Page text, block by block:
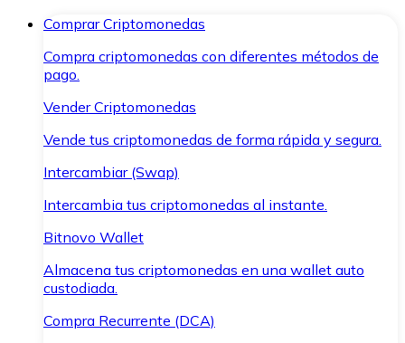
Comprar Criptomonedas
Compra criptomonedas con diferentes métodos de
pago.
Vender Criptomonedas
Vende tus criptomonedas de forma rápida y segura.
Intercambiar (Swap)
Intercambia tus criptomonedas al instante.
Bitnovo Wallet
Almacena tus criptomonedas en una wallet auto
custodiada.
Compra Recurrente (DCA)